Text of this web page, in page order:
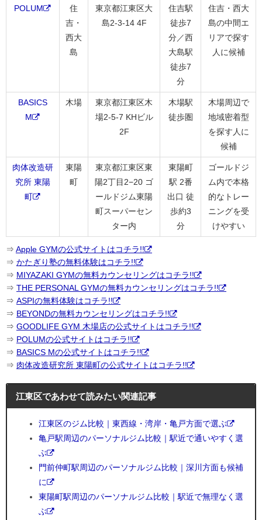
POLUM
住
吉・
西大
島
東京都江東区大
島2-3-14 4F
住吉駅
徒歩7
分／西
大島駅
徒歩7
分
住吉・西大
島の中間エ
リアで探す
人に候補
BASICS
M
木場
東京都江東区木
場2-5-7 KHビル
2F
木場駅
徒歩圏
木場周辺で
地域密着型
を探す人に
候補
肉体改造研
究所 東陽
町
東陽
町
東京都江東区東
陽2丁目2−20 ゴ
ールドジム東陽
町スーパーセン
ター内
東陽町
駅 2番
出口 徒
歩約3
分
ゴールドジ
ム内で本格
的なトレー
ニングを受
けやすい
⇒ Apple GYMの公式サイトはコチラ!!
⇒ かたぎり塾の無料体験はコチラ!!
⇒ MIYAZAKI GYMの無料カウンセリングはコチラ!!
⇒ THE PERSONAL GYMの無料カウンセリングはコチラ!!
⇒ ASPIの無料体験はコチラ!!
⇒ BEYONDの無料カウンセリングはコチラ!!
⇒ GOODLIFE GYM 木場店の公式サイトはコチラ!!
⇒ POLUMの公式サイトはコチラ!!
⇒ BASICS Mの公式サイトはコチラ!!
⇒ 肉体改造研究所 東陽町の公式サイトはコチラ!!
江東区であわせて読みたい関連記事
江東区のジム比較｜東西線・湾岸・亀戸方面で選ぶ
亀戸駅周辺のパーソナルジム比較｜駅近で通いやすく選
ぶ
門前仲町駅周辺のパーソナルジム比較｜深川方面も候補
に
東陽町駅周辺のパーソナルジム比較｜駅近で無理なく選
ぶ